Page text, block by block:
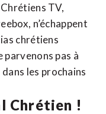
TV,
n’échappent
chrétiens
pas à
les prochains
Chrétien !